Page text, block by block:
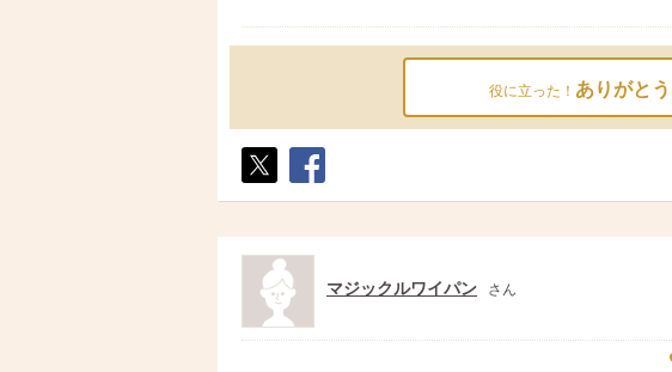
役に立った！ ありがとう
ト
ア
マジックルワイパン さん